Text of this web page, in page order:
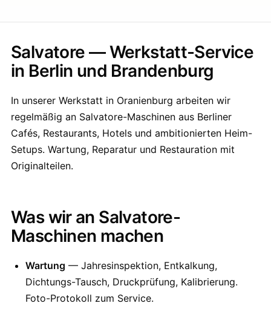
Salvatore — Werkstatt-Service
in Berlin und Brandenburg
In unserer Werkstatt in Oranienburg arbeiten wir
regelmäßig an Salvatore-Maschinen aus Berliner
Cafés, Restaurants, Hotels und ambitionierten Heim-
Setups. Wartung, Reparatur und Restauration mit
Originalteilen.
Was wir an Salvatore-
Maschinen machen
Wartung — Jahresinspektion, Entkalkung,
Dichtungs-Tausch, Druckprüfung, Kalibrierung.
Foto-Protokoll zum Service.